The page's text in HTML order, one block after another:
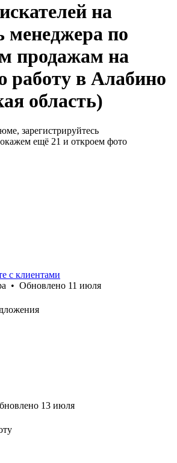
на
менеджера по
продажам на
работу в Алабино
область)
зарегистрируйтесь
ещё 21 и откроем фото
с клиентами
• Обновлено 11 июля
13 июля